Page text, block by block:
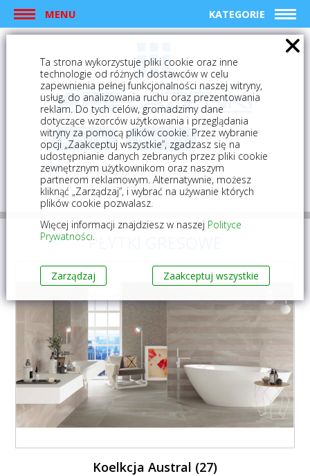
MENU KATEGORIE
logowanie rejestracja
Mój koszyk (0)
PŁYTKI GRESOWE
Koelkcja Austral (27)
Ta strona wykorzystuje pliki cookie oraz inne
technologie od różnych dostawców w celu
zapewnienia pełnej funkcjonalności naszej witryny,
usług, do analizowania ruchu oraz prezentowania
reklam. Do tych celów, gromadzimy dane
dotyczące wzorców użytkowania i przeglądania
witryny za pomocą plików cookie. Przez wybranie
opcji „Zaakceptuj wszystkie”, zgadzasz się na
udostępnianie danych zebranych przez pliki cookie
zewnętrznym użytkownikom oraz naszym
partnerom reklamowym. Alternatywnie, możesz
kliknąć „Zarządzaj”, i wybrać na używanie których
plików cookie pozwalasz.
Więcej informacji znajdziesz w naszej Polityce
Prywatności.
Zarządzaj Zaakceptuj wszystkie